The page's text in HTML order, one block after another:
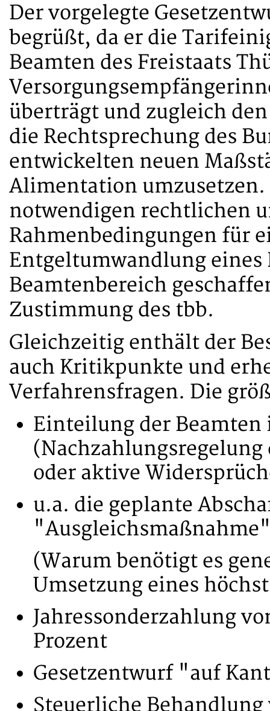
Der vorgelegte
begrüßt, da er die
Beamten des Freistaats
überträgt und zugleich
die Rechtsprechung des
entwickelten neuen
Alimentation umzusetzen.
notwendigen rechtlichen
Rahmenbedingungen für
Entgeltumwandlung eines
Beamtenbereich
Zustimmung des tbb.
Gleichzeitig enthält der
auch Kritikpunkte und
Verfahrensfragen. Die
Einteilung der
(Nachzahlungsregelung
oder aktive
u.a. die geplante
(Warum benötigt es
Umsetzung eines
Jahressonderzahlung
Prozent
Gesetzentwurf "auf
Steuerliche